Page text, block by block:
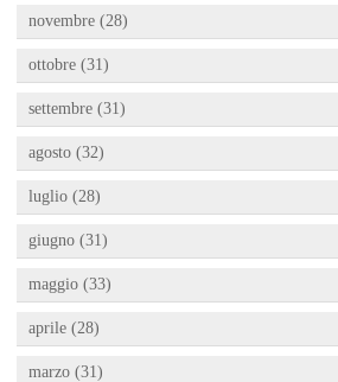
novembre (28)
ottobre (31)
settembre (31)
agosto (32)
luglio (28)
giugno (31)
maggio (33)
aprile (28)
marzo (31)